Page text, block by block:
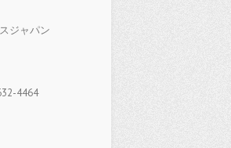
ジャパン
4464